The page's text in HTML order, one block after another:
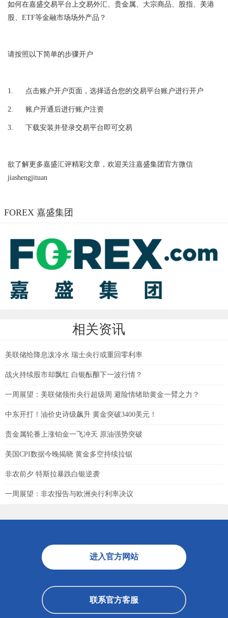
如何在嘉盛交易平台上交易外汇、贵金属、大宗商品、股指、美港
股、 ETF等金融市场场外产品？
请按照以下简单的步骤开户
1. 点击账户开户页面 ，选择适合您的交易平台账户进行开户
2. 账户开通后进行账户注资
3. 下载安装并登录交易平台即可交易
欲了解更多嘉盛汇评精彩文章，欢迎关注嘉盛集团官方微信
jiashengjituan
FOREX 嘉盛集团
相关资讯
美联储给降息泼冷水 瑞士央行或重回零利率
战火持续股市却飘红 白银酝酿下一波行情？
一周展望：美联储领衔央行超级周 避险情绪助黄金一臂之力？
中东开打！油价史诗级飙升 黄金突破3400美元！
贵金属轮番上涨铂金一飞冲天 原油强势突破
美国CPI数据今晚揭晓 黄金多空持续拉锯
非农前夕 特斯拉暴跌白银逆袭
一周展望：非农报告与欧洲央行利率决议
进入官方网站
联系官方客服